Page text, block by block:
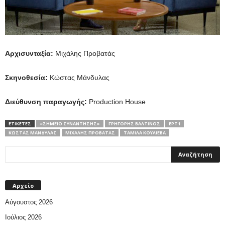
Αρχισυνταξία: Μιχάλης Προβατάς
Σκηνοθεσία: Κώστας Μάνδυλας
Διεύθυνση παραγωγής: Production House
ΕΤΙΚΕΤΕΣ «ΣΗΜΕΊΟ ΣΥΝΆΝΤΗΣΗΣ» ΓΡΗΓΌΡΗΣ ΒΑΛΤΙΝΌΣ
ΕΡΤ1
ΚΏΣΤΑΣ ΜΆΝΔΥΛΑΣ
ΜΙΧΆΛΗΣ ΠΡΟΒΑΤΆΣ ΤΑΜΊΛΑ ΚΟΥΛΊΕΒΑ
Αρχείο
Αύγουστος 2026
Ιούλιος 2026